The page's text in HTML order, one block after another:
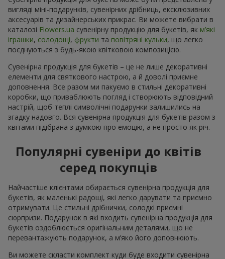
вигляді міні-подарунків, сувенірних дрібниць, ексклюзивних
аксесуарів та дизайнерських прикрас. Ви можете вибрати в
каталозі Flowers.ua cувенірну продукцію для букетів, як м’які
іграшки, солодощі, фрукти та повітряні кульки, що легко
поєднуються з будь-якою квітковою композицією.
Сувенірна продукція для букетів – це не лише декоративні
елементи для святкового настрою, а й доволі приємне
доповнення. Все разом ми пакуємо в стильні декоративні
коробки, що приваблюють погляд і створюють відповідний
настрій, щоб теплі символічні подарунки залишились на
згадку надовго. Вся сувенірна продукція для букетів разом з
квітами підібрана з думкою про емоцію, а не просто як річ.
Популярні сувеніри до квітів
серед покупців
Найчастіше клієнтами обирається сувенірна продукція для
букетів, як маленькі радощі, які легко дарувати та приємно
отримувати. Це стильні дрібнички, солодкі приємні
сюрпризи. Подарунок в які входить сувенірна продукція для
букетів оздоблюється оригінальним деталями, що не
перевантажують подарунок, а м’яко його доповнюють.
Ви можете скласти комплект куди буде входити сувенірна